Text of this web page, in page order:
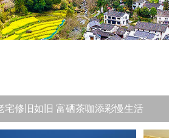
宅修旧如旧 富硒茶咖添彩慢生活